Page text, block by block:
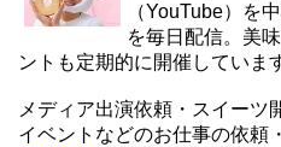
（YouTube）を
を毎日配信。美
ントも定期的に開催していま
メディア出演依頼・スイーツ
イベントなどのお仕事の依頼